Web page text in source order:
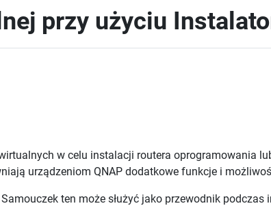
przy użyciu
w celu instalacji routera oprogramowania
urządzeniom QNAP dodatkowe funkcje i
ten może służyć jako przewodnik